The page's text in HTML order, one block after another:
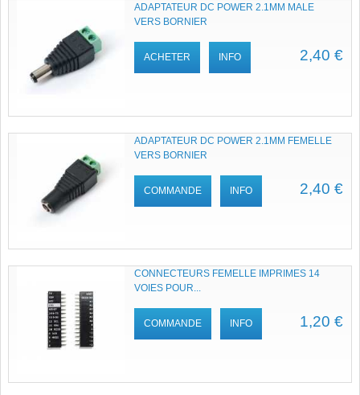
ADAPTATEUR DC POWER 2.1MM MALE
VERS BORNIER
2,40 €
ACHETER INFO
ADAPTATEUR DC POWER 2.1MM FEMELLE
VERS BORNIER
2,40 €
COMMANDE INFO
CONNECTEURS FEMELLE IMPRIMES 14
VOIES POUR...
1,20 €
COMMANDE INFO